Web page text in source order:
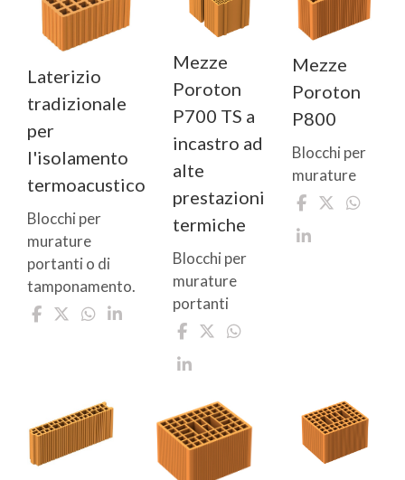
Laterizio
tradizionale
per
l'isolamento
termoacustico
Blocchi per
murature
portanti o di
tamponamento.
Mezze
Poroton
P700 TS a
incastro ad
alte
prestazioni
termiche
Blocchi per
murature
portanti
Mezze
Poroton
P800
Blocchi per
murature